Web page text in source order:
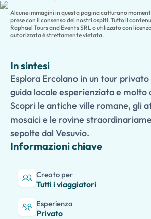
Con una guida privata dedicata
Alcune immagini in questa pagina catturano
prese con il consenso dei nostri ospiti. Tutto il
Raphael Tours and Events SRL o utilizzato con
autorizzata è strettamente vietata.
In sintesi
Esplora Ercolano in un tour
guida locale esperienziata e molto
Scopri le antiche ville romane, gli
mosaici e le rovine
sepolte dal Vesuvio.
Informazioni chiave
Creato per
Tutti i viaggiatori
Esperienza
Privato